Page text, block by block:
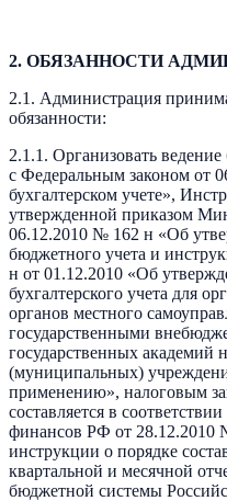
2. ОБЯЗАННОСТИ
2.1. Администрация
обязанности:
2.1.1. Организовать
с Федеральным законом от
бухгалтерском учете»,
утвержденной приказом
06.12.2010 № 162 н «Об
бюджетного учета и
н от 01.12.2010 «Об
бухгалтерского учета для
органов местного
государственными
государственных академий
(муниципальных)
применению», налоговым
составляется в
финансов РФ от 28.12.2010
инструкции о порядке
квартальной и месячной
бюджетной системы